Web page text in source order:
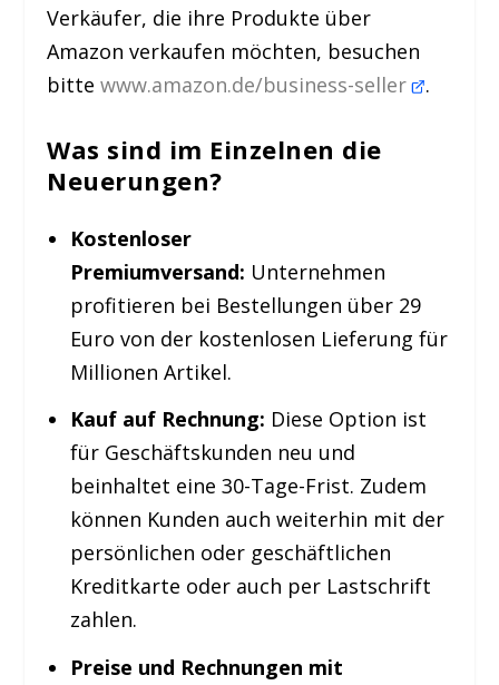
Verkäufer, die ihre Produkte über
Amazon verkaufen möchten, besuchen
bittewww.amazon.de/business-seller .
Was sind im Einzelnen die
Neuerungen?
Kostenloser
Premiumversand: Unternehmen
profitieren bei Bestellungen über 29
Euro von der kostenlosen Lieferung für
Millionen Artikel.
Kauf auf Rechnung: Diese Option ist
für Geschäftskunden neu und
beinhaltet eine 30-Tage-Frist. Zudem
können Kunden auch weiterhin mit der
persönlichen oder geschäftlichen
Kreditkarte oder auch per Lastschrift
zahlen.
Preise und Rechnungen mit